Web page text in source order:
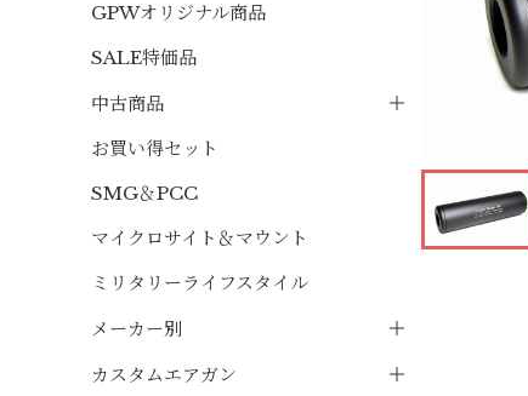
GPWオリジナル商品
SALE特価品
中古商品
お買い得セット
SMG＆PCC
マイクロサイト＆マウント
ミリタリーライフスタイル
メーカー別
カスタムエアガン